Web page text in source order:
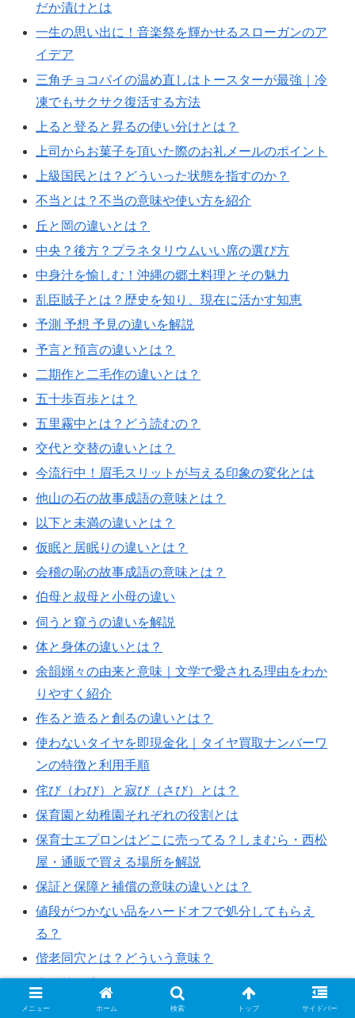
だか漬けとは
一生の思い出に！音楽祭を輝かせるスローガンのア
イデア
三角チョコパイの温め直しはトースターが最強｜冷
凍でもサクサク復活する方法
上ると登ると昇るの使い分けとは？
上司からお菓子を頂いた際のお礼メールのポイント
上級国民とは？どういった状態を指すのか？
不当とは？不当の意味や使い方を紹介
丘と岡の違いとは？
中央？後方？プラネタリウムいい席の選び方
中身汁を愉しむ！沖縄の郷土料理とその魅力
乱臣賊子とは？歴史を知り、現在に活かす知恵
予測 予想 予見の違いを解説
予言と預言の違いとは？
二期作と二毛作の違いとは？
五十歩百歩とは？
五里霧中とは？どう読むの？
交代と交替の違いとは？
今流行中！眉毛スリットが与える印象の変化とは
他山の石の故事成語の意味とは？
以下と未満の違いとは？
仮眠と居眠りの違いとは？
会稽の恥の故事成語の意味とは？
伯母と叔母と小母の違い
伺うと窺うの違いを解説
体と身体の違いとは？
余韻嫋々の由来と意味｜文学で愛される理由をわか
りやすく紹介
作ると造ると創るの違いとは？
使わないタイヤを即現金化｜タイヤ買取ナンバーワ
ンの特徴と利用手順
侘び（わび）と寂び（さび）とは？
保育園と幼稚園それぞれの役割とは
保育士エプロンはどこに売ってる？しまむら・西松
屋・通販で買える場所を解説
保証と保障と補償の意味の違いとは？
値段がつかない品をハードオフで処分してもらえ
る？
偕老同穴とは？どういう意味？
傾城の由来とは？
メニュー ホーム 検索 トップ サイドバー